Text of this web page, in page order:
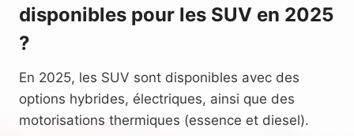
disponibles pour les SUV en 2025
?
En 2025, les SUV sont disponibles avec des
options hybrides, électriques, ainsi que des
motorisations thermiques (essence et diesel).